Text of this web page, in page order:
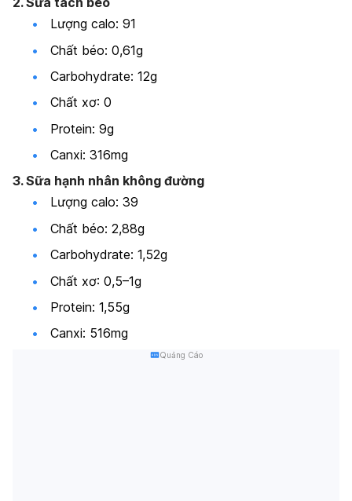
Lượng calo: 91
Chất béo: 0,61g
Carbohydrate: 12g
Chất xơ: 0
Protein: 9g
Canxi: 316mg
3. Sữa hạnh nhân không đường
Lượng calo: 39
Chất béo: 2,88g
Carbohydrate: 1,52g
Chất xơ: 0,5–1g
Protein: 1,55g
Canxi: 516mg
Quảng Cáo